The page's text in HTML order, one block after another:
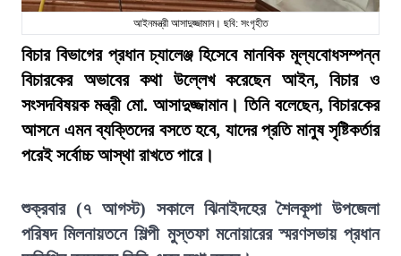
আইনমন্ত্রী আসাদুজ্জামান। ছবি: সংগৃহীত
বিচার বিভাগের প্রধান চ্যালেঞ্জ হিসেবে মানবিক মূল্যবোধসম্পন্ন
বিচারকের অভাবের কথা উল্লেখ করেছেন আইন, বিচার ও
সংসদবিষয়ক মন্ত্রী মো. আসাদুজ্জামান। তিনি বলেছেন, বিচারকের
আসনে এমন ব্যক্তিদের বসতে হবে, যাদের প্রতি মানুষ সৃষ্টিকর্তার
পরেই সর্বোচ্চ আস্থা রাখতে পারে।
শুক্রবার (৭ আগস্ট) সকালে ঝিনাইদহের শৈলকূপা উপজেলা
পরিষদ মিলনায়তনে শিল্পী মুস্তফা মনোয়ারের স্মরণসভায় প্রধান